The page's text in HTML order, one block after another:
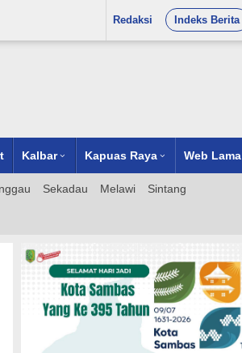
Redaksi Indeks Berita
Kalbar Kapuas Raya Web Lama
Sekadau Melawi Sintang